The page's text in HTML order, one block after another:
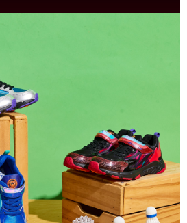
使用他人資訊註冊。若發現惡意使用之情形，
停止該用戶之使用額度並採取法律行動。